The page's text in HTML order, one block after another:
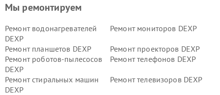
Мы ремонтируем
Ремонт водонагревателей
DEXP
Ремонт мониторов DEXP
Ремонт планшетов DEXP
Ремонт проекторов DEXP
Ремонт роботов-пылесосов
DEXP
Ремонт телефонов DEXP
Ремонт стиральных машин
DEXP
Ремонт телевизоров DEXP